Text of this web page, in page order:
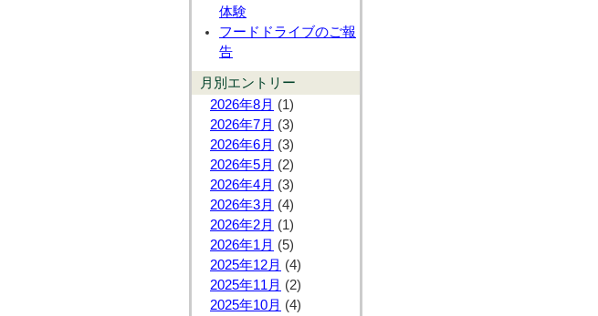
体験
フードドライブのご報
告
月別エントリー
2026年8月 (1)
2026年7月 (3)
2026年6月 (3)
2026年5月 (2)
2026年4月 (3)
2026年3月 (4)
2026年2月 (1)
2026年1月 (5)
2025年12月 (4)
2025年11月 (2)
2025年10月 (4)